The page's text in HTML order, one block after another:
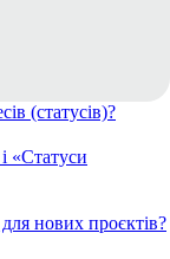
(статусів)?
«Статуси
нових проєктів?